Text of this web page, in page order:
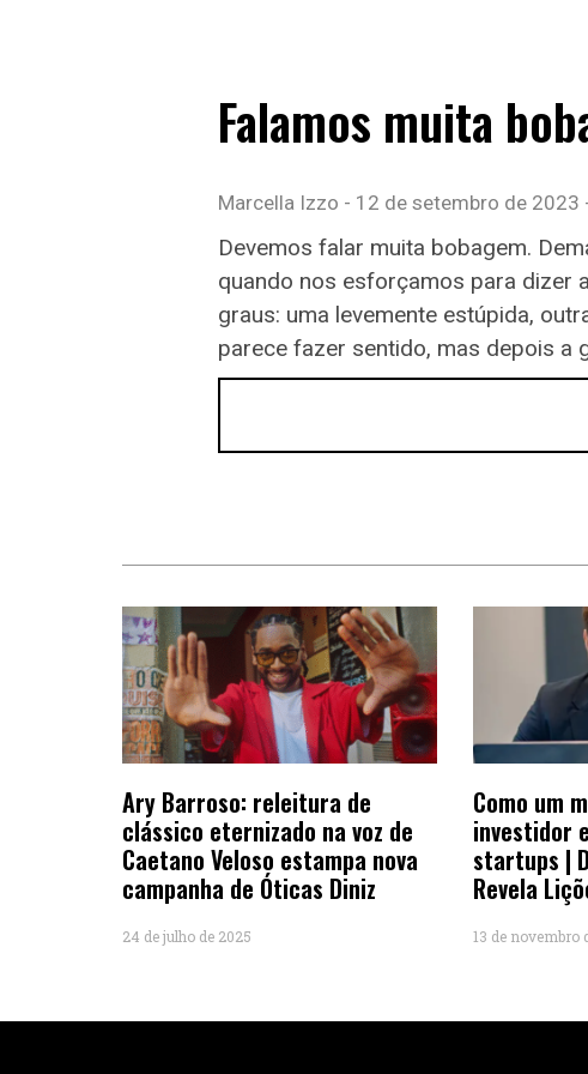
Falamos muita
Marcella Izzo 12 de setembro de 2023
Devemos falar muita bobagem.
quando nos esforçamos para dizer
graus: uma levemente estúpida,
parece fazer sentido, mas depois a
Ary Barroso: releitura de
clássico eternizado na voz de
Caetano Veloso estampa nova
campanha de Óticas Diniz
24 de julho de 2025
Como um
investidor
startups |
Revela
13 de novembro